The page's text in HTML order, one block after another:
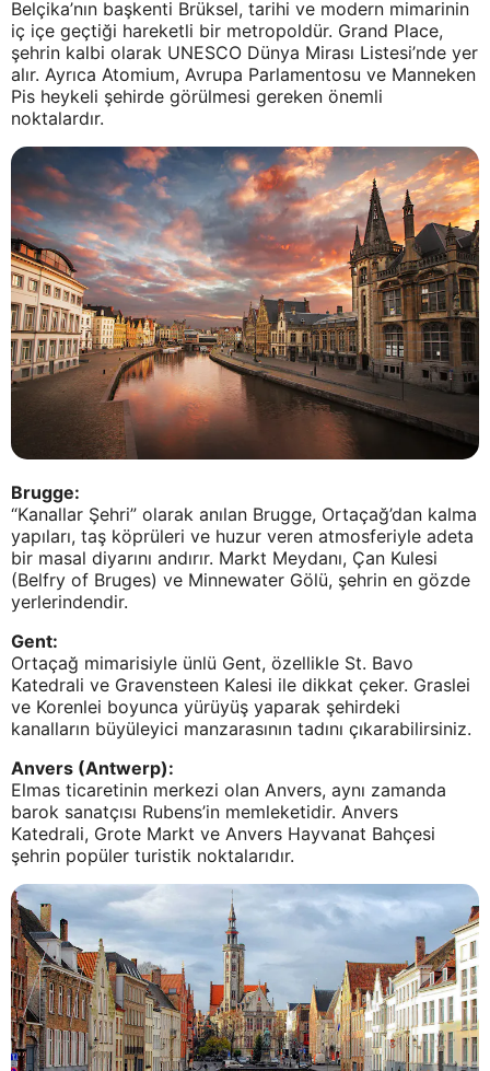
Belçika’nın başkenti Brüksel, tarihi ve modern mimarinin
iç içe geçtiği hareketli bir metropoldür. Grand Place,
şehrin kalbi olarak UNESCO Dünya Mirası Listesi’nde yer
alır. Ayrıca Atomium, Avrupa Parlamentosu ve Manneken
Pis heykeli şehirde görülmesi gereken önemli
noktalardır.
Brugge:
“Kanallar Şehri” olarak anılan Brugge, Ortaçağ’dan kalma
yapıları, taş köprüleri ve huzur veren atmosferiyle adeta
bir masal diyarını andırır. Markt Meydanı, Çan Kulesi
(Belfry of Bruges) ve Minnewater Gölü, şehrin en gözde
yerlerindendir.
Gent:
Ortaçağ mimarisiyle ünlü Gent, özellikle St. Bavo
Katedrali ve Gravensteen Kalesi ile dikkat çeker. Graslei
ve Korenlei boyunca yürüyüş yaparak şehirdeki
kanalların büyüleyici manzarasının tadını çıkarabilirsiniz.
Anvers (Antwerp):
Elmas ticaretinin merkezi olan Anvers, aynı zamanda
barok sanatçısı Rubens’in memleketidir. Anvers
Katedrali, Grote Markt ve Anvers Hayvanat Bahçesi
şehrin popüler turistik noktalarıdır.